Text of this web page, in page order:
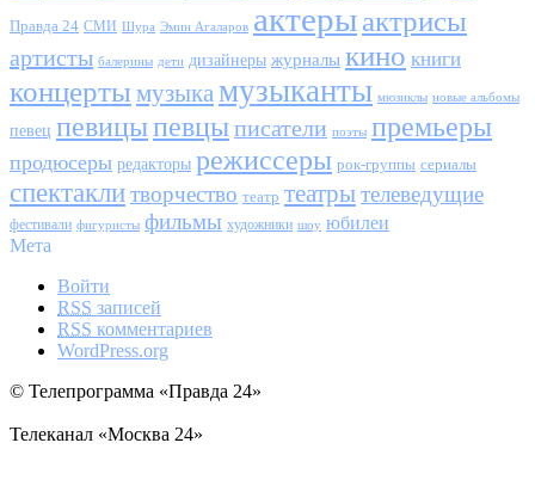
Правда 24 СМИ Шура Эмин Агаларов актерыактрисы
артисты балерины дети дизайнеры журналы кино книги
концерты музыка музыканты мюзиклы новые альбомы
певец певицыпевцыписатели поэты премьеры
продюсеры редакторы режиссеры рок-группы сериалы
спектаклитворчество театр театрытелеведущие
фестивали фигуристы фильмы художники шоу юбилеи
Мета
Войти
RSS записей
RSS комментариев
WordPress.org
© Телепрограмма «Правда 24»
Телеканал «Москва 24»